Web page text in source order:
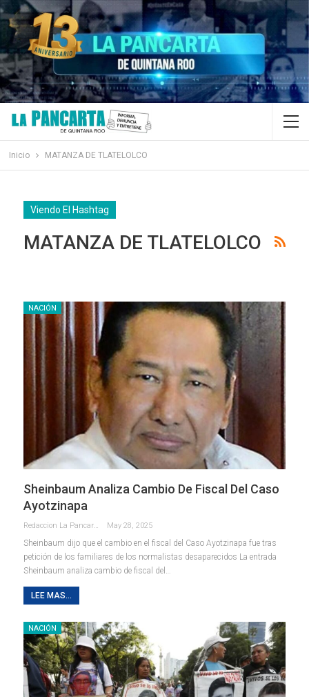
Inicio MATANZA DE TLATELOLCO
Viendo El Hashtag
MATANZA DE TLATELOLCO
NACIÓN
Sheinbaum Analiza Cambio De Fiscal Del Caso
Ayotzinapa
Redaccion La Pancarta De Quintana Roo May 28, 2025
Sheinbaum dijo que el cambio en el fiscal del Caso Ayotzinapa fue tras
petición de los familiares de los normalistas desaparecidos La entrada
Sheinbaum analiza cambio de fiscal del…
LEE MAS...
NACIÓN